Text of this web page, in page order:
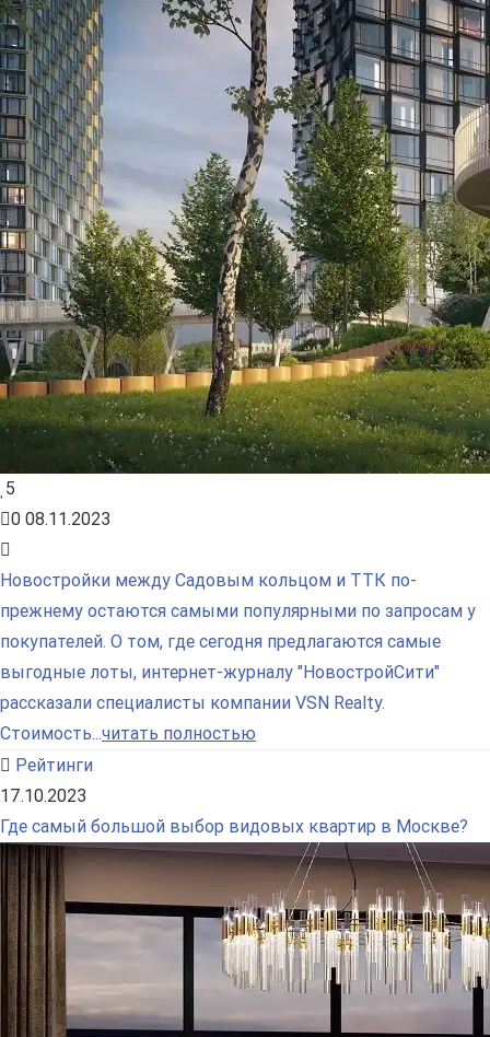
5
0 08.11.2023
Новостройки между Садовым кольцом и ТТК по-
прежнему остаются самыми популярными по запросам у
покупателей. О том, где сегодня предлагаются самые
выгодные лоты, интернет-журналу "НовостройСити"
рассказали специалисты компании VSN Realty.
Стоимость...читать полностью
Рейтинги
17.10.2023
Где самый большой выбор видовых квартир в Москве?